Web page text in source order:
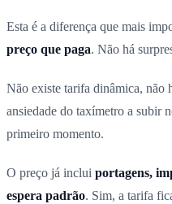
Esta é a diferença que mais
preço que paga. Não há
Não existe tarifa dinâmica, não
ansiedade do taxímetro a subir
primeiro momento.
O preço já inclui portagens,
espera padrão. Sim, a tarifa